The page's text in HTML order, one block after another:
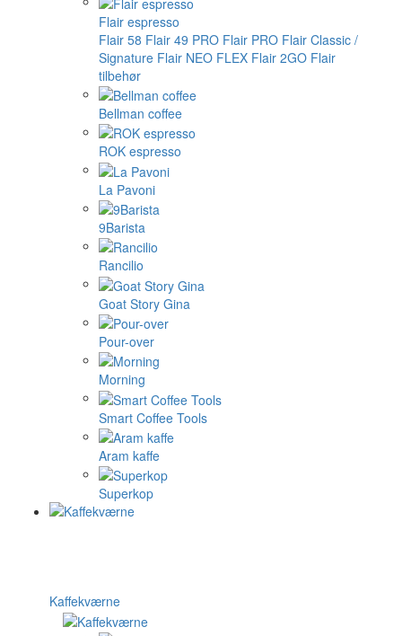
Flair espresso
Flair 58 Flair 49 PRO Flair PRO Flair Classic /
Signature Flair NEO FLEX Flair 2GO Flair
tilbehør
Bellman coffee
ROK espresso
La Pavoni
9Barista
Rancilio
Goat Story Gina
Pour-over
Morning
Smart Coffee Tools
Aram kaffe
Superkop
Kaffekværne